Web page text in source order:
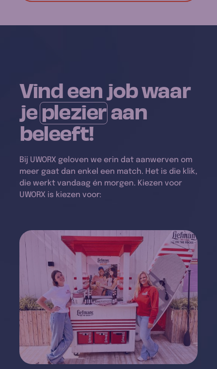
Vind een job waar
jeplezieraan
beleeft!
Bij UWORX geloven we erin dat aanwerven om
meer gaat dan enkel een match. Het is die klik,
die werkt vandaag én morgen. Kiezen voor
UWORX is kiezen voor: